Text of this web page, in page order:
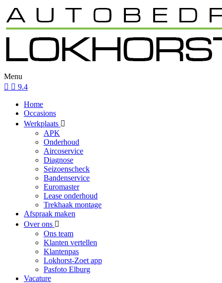
Menu
9.4
Home
Occasions
Werkplaats
APK
Onderhoud
Aircoservice
Diagnose
Seizoenscheck
Bandenservice
Euromaster
Lease onderhoud
Trekhaak montage
Afspraak maken
Over ons
Ons team
Klanten vertellen
Klantenpas
Lokhorst-Zoet app
Pasfoto Elburg
Vacature